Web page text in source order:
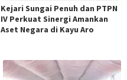
Kejari Sungai Penuh dan PTPN
IV Perkuat Sinergi Amankan
Aset Negara di Kayu Aro